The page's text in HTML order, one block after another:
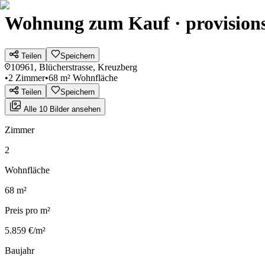
Wohnung zum Kauf ·
Teilen Speichern
10961, Blücherstrasse, Kreuzberg
•2 Zimmer•68 m² Wohnfläche
Teilen
Speichern
Alle 10 Bilder ansehen
Zimmer
2
Wohnfläche
68 m²
Preis pro m²
5.859 €/m²
Baujahr